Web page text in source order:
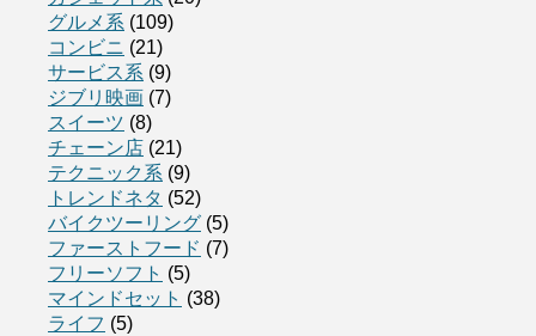
グルメ系 (109)
コンビニ (21)
サービス系 (9)
ジブリ映画 (7)
スイーツ (8)
チェーン店 (21)
テクニック系 (9)
トレンドネタ (52)
バイクツーリング (5)
ファーストフード (7)
フリーソフト (5)
マインドセット (38)
ライフ (5)